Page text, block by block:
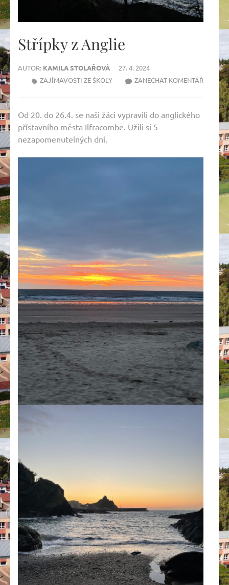
Střípky z Anglie
AUTOR: KAMILA STOLAŘOVÁ
27. 4. 2024
ZANECHAT KOMENTÁŘNA
STŘÍPKY
ANGLIE
ZAJÍMAVOSTI ZE ŠKOLY
Od 20. do 26.4. se naši žáci vypravili do anglického
přístavního města Ilfracombe. Užili si 5
nezapomenutelných dní.